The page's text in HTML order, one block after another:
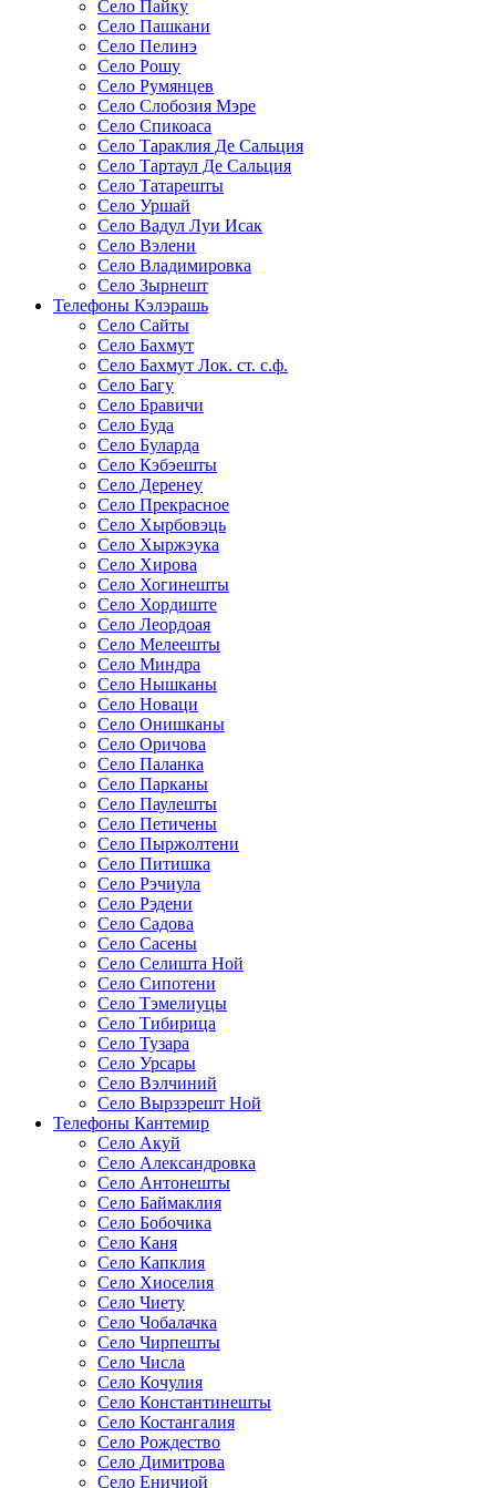
Село Пайку
Село Пашкани
Село Пелинэ
Село Рошу
Село Румянцев
Село Слобозия Мэре
Село Спикоаса
Село Тараклия Де Сальция
Село Тартаул Де Сальция
Село Татарешты
Село Уршай
Село Вадул Луи Исак
Село Вэлени
Село Владимировка
Село Зырнешт
Телефоны Кэлэрашь
Село Сайты
Село Бахмут
Село Бахмут Лок. ст. c.ф.
Село Багу
Село Бравичи
Село Буда
Село Буларда
Село Кэбэешты
Село Деренеу
Село Прекрасное
Село Хырбовэць
Село Хыржэука
Село Хирова
Село Хогинешты
Село Хордиште
Село Леордоая
Село Мелеешты
Село Миндра
Село Нышканы
Село Новаци
Село Онишканы
Село Оричова
Село Паланка
Село Парканы
Село Паулешты
Село Петичены
Село Пыржолтени
Село Питишка
Село Рэчиула
Село Рэдени
Село Садова
Село Сасены
Село Селишта Ной
Село Сипотени
Село Тэмелиуцы
Село Тибирица
Село Тузара
Село Урсары
Село Вэлчиний
Село Вырзэрешт Ной
Телефоны Кантемир
Село Акуй
Село Александровка
Село Антонешты
Село Баймаклия
Село Бобочика
Село Каня
Село Капклия
Село Хиоселия
Село Чиету
Село Чобалачка
Село Чирпешты
Село Числа
Село Кочулия
Село Константинешты
Село Костангалия
Село Рождество
Село Димитрова
Село Еничиой